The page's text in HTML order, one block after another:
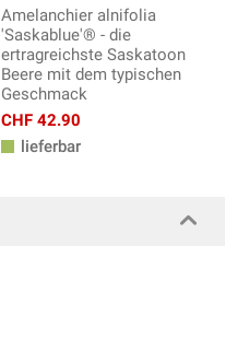
Amelanchier alnifolia
'Saskablue'® - die
ertragreichste Saskatoon
Beere mit dem typischen
Geschmack
CHF 42.90
lieferbar